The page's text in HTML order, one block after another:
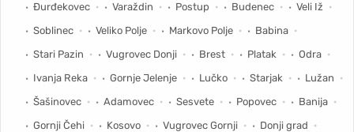
Đurđekovec Varaždin Postup Budenec
Veli Iž
Soblinec
Veliko Polje Markovo Polje
Babina
Stari Pazin
Vugrovec Donji Brest Platak
Odra
Ivanja Reka
Gornje Jelenje Lučko Starjak
Lužan
Šašinovec
Adamovec Sesvete Popovec
Banija
Gornji Čehi
Kosovo Vugrovec Gornji
Donji grad